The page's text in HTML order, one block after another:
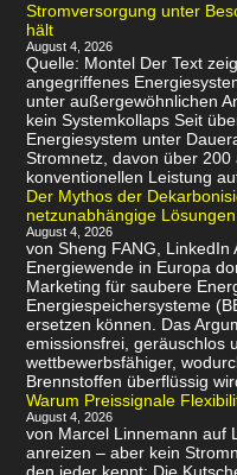
Stromversorgung unter
hält
August 4, 2026
Quelle: Montel Der Text
angegriffenes
unter außergewöhnlichen
kein Systemkollaps Seit
Energiesystem unter
Stromnetz, davon über
konventionellen Leistung
Der Mythos der
netzunabhängige
August 4, 2026
von Sheng FANG,
Energiewende in Europa
Marketing für saubere
Energiespeichersysteme
ersetzen können. Das
emissionsfrei, geräuschlos
wettbewerbsfähiger,
Brennstoffen überflüssig
Warum Preissignale
August 4, 2026
von Marcel Linnemann auf
anreizen – aber kein